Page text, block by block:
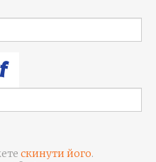
скинути його.